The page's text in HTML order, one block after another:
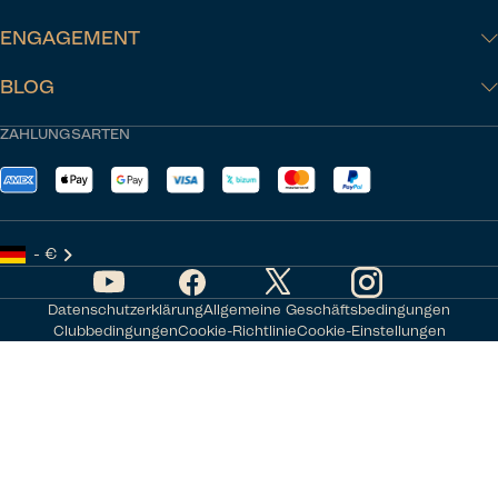
ZAHLUNGSARTEN
- €
ENGAGEMENT
BLOG
DatenschutzerklärungAllgemeine Geschäftsbedingungen
ClubbedingungenCookie-RichtlinieCookie-Einstellungen